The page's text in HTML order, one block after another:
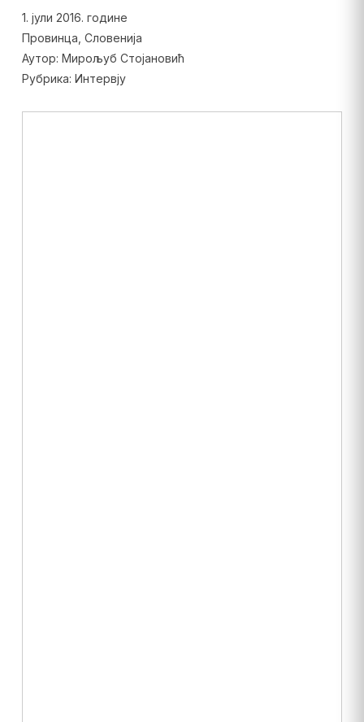
1. јули 2016. године
Провинца, Словенија
Аутор: Мирољуб Стојановић
Рубрика: Интервју